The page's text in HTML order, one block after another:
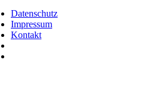
Datenschutz
Impressum
Kontakt